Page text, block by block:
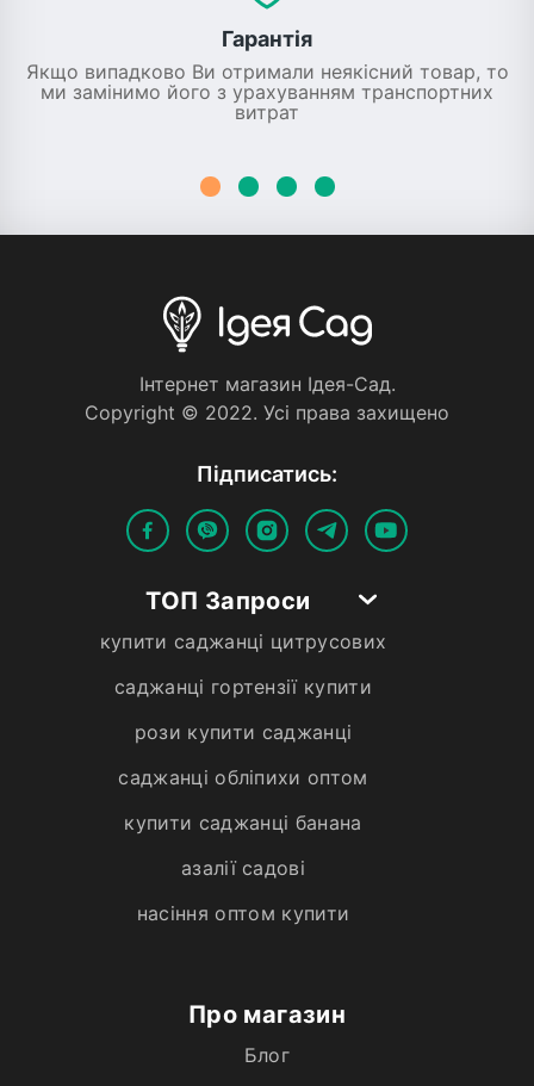
Гарантія
Якщо випадково Ви отримали неякісний товар, то
ми замінимо його з урахуванням транспортних
витрат
Iнтернет магазин Iдея-Сад.
Copyright © 2022. Усi права захищено
Пiдписатись:
ТОП Запроси
купити саджанці цитрусових
саджанці гортензії купити
рози купити саджанці
саджанці обліпихи оптом
купити саджанці банана
азалії садові
насіння оптом купити
Про магазин
Блог